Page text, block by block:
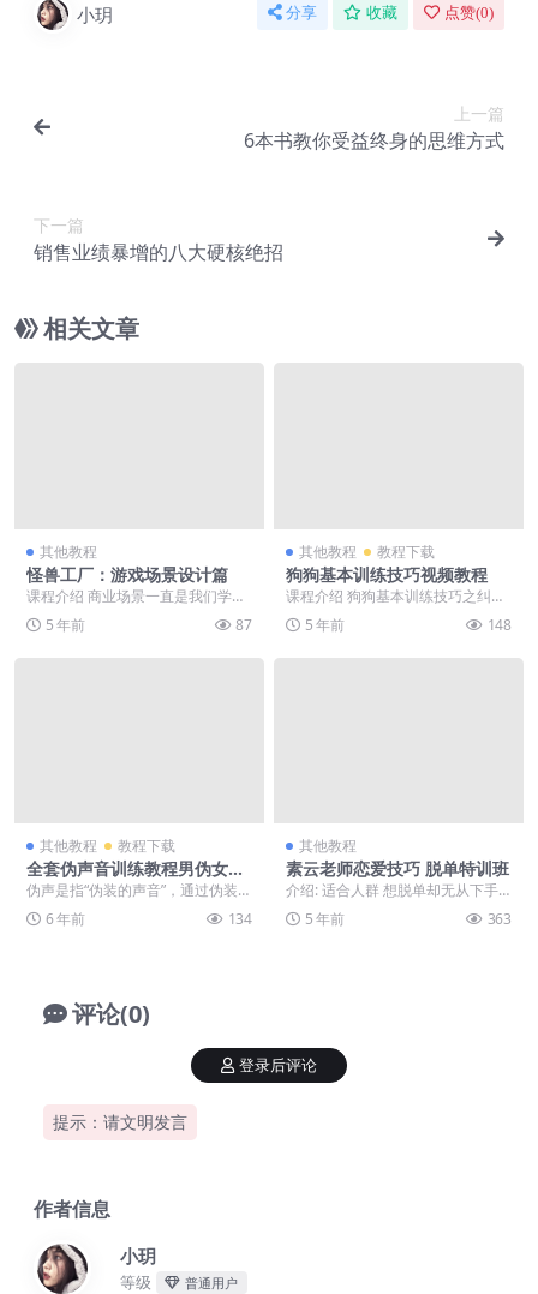
小玥 分享 收藏 点赞(0)
上一篇
6本书教你受益终身的思维方式
下一篇
销售业绩暴增的八大硬核绝招
相关文章
其他教程
怪兽工厂：游戏场景设计篇
课程介绍 商业场景一直是我们学习
绘画道路上难以上手的难题，我们
对场景的距离感最后...
5 年前 87
其他教程 教程下载
狗狗基本训练技巧视频教程
课程介绍 狗狗基本训练技巧之纠正
不良行为视频教程，共20节课，买
来的狗狗不知道怎...
5 年前 148
其他教程 教程下载
全套伪声音训练教程男伪女入
门到精通声优配音教程
伪声是指“伪装的声音”，通过伪装来
达到混淆真伪，能够像到欺骗到他
人的地步。伪声不...
6 年前 134
其他教程
素云老师恋爱技巧 脱单特训班
介绍: 适合人群 想脱单却无从下手
的您 想告别尬聊，做一个聊天高手
的您 想解决总...
5 年前 363
评论(0)
提示：请文明发言
登录后评论
作者信息
小玥
等级 普通用户